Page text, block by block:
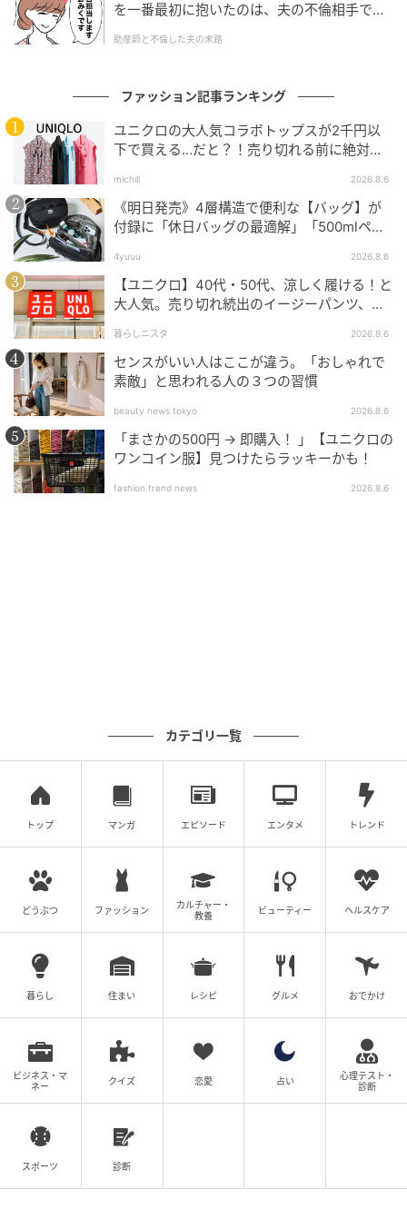
モンチッチちゃんフェイスポーチチャーム&ぷっくりシールセット
セットになっているのは、モンチッチだけでなくベビ
チッチやチムたんなど、愛おしい仲間たちがデザイン
次の記事
【付録】「調光サングラス&サングラスケース
&めがねふきセット」が付いてくる！ 予約必
須の『sweet 2026年7月号』は6月12日発売
の記事をもっとみる
を一番最初に抱いたのは、夫の不倫相手でし
助産師と不倫した夫の末路
ファッション記事ランキング
ユニクロの大人気コラボトップスが2千円以
下で買える…だと？！売り切れる前に絶対買
michill 2026.8.6
《明日発売》4層構造で便利な【バッグ】が
付録に「休日バッグの最適解」「500mlペッ
4yuuu 2026.8.6
【ユニクロ】40代・50代、涼しく履ける！と
大人気。売り切れ続出のイージーパンツ、買
暮らしニスタ 2026.8.6
センスがいい人はここが違う。「おしゃれで
素敵」と思われる人の３つの習慣
beauty news tokyo 2026.8.6
「まさかの500円 → 即購入！ 」【ユニクロの
ワンコイン服】見つけたらラッキーかも！
fashion trend news 2026.8.6
カテゴリ一覧
トップ マンガ エピソード エンタメ トレンド
どうぶつ ファッション
カルチャー・
教養
ビューティー ヘルスケア
暮らし 住まい レシピ グルメ おでかけ
ビジネス・マ
ネー
クイズ 恋愛 占い
心理テスト・
診断
スポーツ 診断